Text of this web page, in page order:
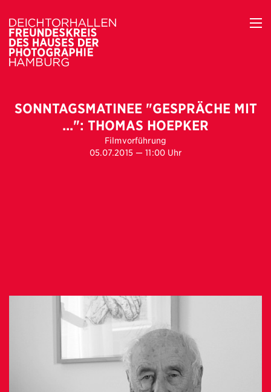
SONNTAGSMATINEE "GESPRÄCHE MIT
...": THOMAS HOEPKER
Filmvorführung
05.07.2015 — 11:00 Uhr